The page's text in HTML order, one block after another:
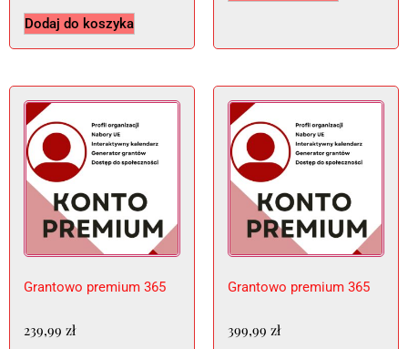
Dodaj do koszyka
Grantowo premium 365
239,99 zł
Grantowo premium 365
399,99 zł